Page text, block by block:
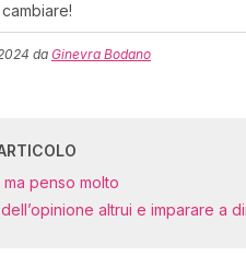
da Ginevra Bodano
penso molto
altrui e imparare a